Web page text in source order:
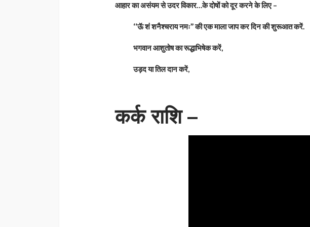
आहार का असंयम से उदर विकार…के दोषों को दूर करने के लिए –
‘‘ऊॅ शं शनैश्चराय नमः’’ की एक माला जाप कर दिन की शुरूआत करें.
भगवान आशुतोष का रूद्धाभिषेक करें,
उड़द या तिल दान करें,
कर्क राशि –